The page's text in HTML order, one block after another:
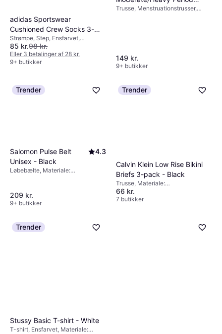
adidas Sportswear
Cushioned Crew Socks 3-
packs - White/Black
Strømpe, Step, Ensfarvet,
Materiale: Elastan/Lycra/Spandex,
Nylon, Polyester, Bomuld, Uld,
Med indlæg, Stretch, Høj komfort,
Ventilerende, Fugtafvisende, Foret
85 kr.98 kr.
Eller 3 betalinger af 28 kr.
9+ butikker
Panties - Black
Trusse, Menstruationstrusser,
149 kr.
9+ butikker
Trender
Salomon Pulse Belt
Unisex - Black
4.3
Løbebælte, Materiale:
209 kr.
9+ butikker
Trender
Calvin Klein Low Rise Bikini
Briefs 3-pack - Black
Trusse, Materiale:
Elastan/Lycra/Spandex, Bomuld,
Ventilerende, Stretch
66 kr.
7 butikker
Trender
Stussy Basic T-shirt - White
T-shirt, Ensfarvet, Materiale: